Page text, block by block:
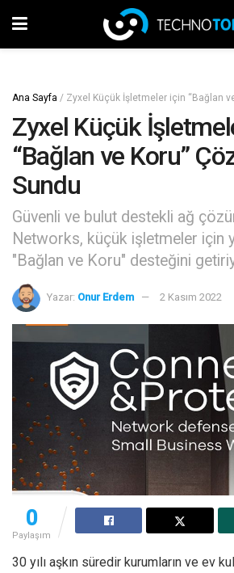
Ana Sayfa / Zyxel Küçük İşletmeler için “Bağlan
Zyxel Küçük
“Bağlan ve Koru”
Sundu
Güvenli ve bulut destekli ağ
Networks, küçük işletmeler için
"Bağlan ve Koru" desteğini
Yazar: Onur Erdem 2 Kasım 2022
0
Paylaşım
30 yılı aşkın süredir kurumların ve ev